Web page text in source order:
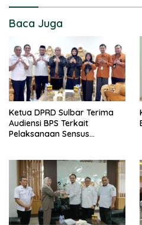
Baca Juga
Ketua DPRD Sulbar Terima
Audiensi BPS Terkait
Pelaksanaan Sensus